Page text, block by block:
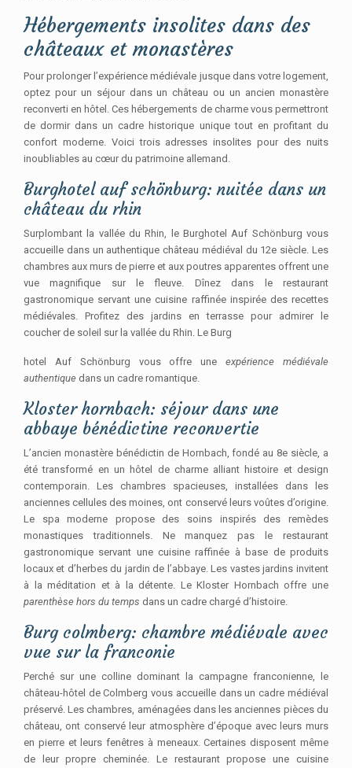
Hébergements insolites dans des
châteaux et monastères
Pour prolonger l’expérience médiévale jusque dans votre logement,
optez pour un séjour dans un château ou un ancien monastère
reconverti en hôtel. Ces hébergements de charme vous permettront
de dormir dans un cadre historique unique tout en profitant du
confort moderne. Voici trois adresses insolites pour des nuits
inoubliables au cœur du patrimoine allemand.
Burghotel auf schönburg: nuitée dans un
château du rhin
Surplombant la vallée du Rhin, le Burghotel Auf Schönburg vous
accueille dans un authentique château médiéval du 12e siècle. Les
chambres aux murs de pierre et aux poutres apparentes offrent une
vue magnifique sur le fleuve. Dînez dans le restaurant
gastronomique servant une cuisine raffinée inspirée des recettes
médiévales. Profitez des jardins en terrasse pour admirer le
coucher de soleil sur la vallée du Rhin. Le Burg
hotel Auf Schönburg vous offre uneexpérience médiévale
authentique dans un cadre romantique.
Kloster hornbach: séjour dans une
abbaye bénédictine reconvertie
L’ancien monastère bénédictin de Hornbach, fondé au 8e siècle, a
été transformé en un hôtel de charme alliant histoire et design
contemporain. Les chambres spacieuses, installées dans les
anciennes cellules des moines, ont conservé leurs voûtes d’origine.
Le spa moderne propose des soins inspirés des remèdes
monastiques traditionnels. Ne manquez pas le restaurant
gastronomique servant une cuisine raffinée à base de produits
locaux et d’herbes du jardin de l’abbaye. Les vastes jardins invitent
à la méditation et à la détente. Le Kloster Hornbach offre une
parenthèse hors du temps dans un cadre chargé d’histoire.
Burg colmberg: chambre médiévale avec
vue sur la franconie
Perché sur une colline dominant la campagne franconienne, le
château-hôtel de Colmberg vous accueille dans un cadre médiéval
préservé. Les chambres, aménagées dans les anciennes pièces du
château, ont conservé leur atmosphère d’époque avec leurs murs
en pierre et leurs fenêtres à meneaux. Certaines disposent même
de leur propre cheminée. Le restaurant propose une cuisine